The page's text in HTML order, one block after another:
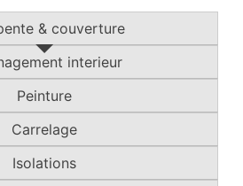
& couverture
interieur
Peinture
Carrelage
Isolations